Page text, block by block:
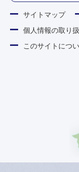
サイトマップ
個人情報の取り
このサイトにつ